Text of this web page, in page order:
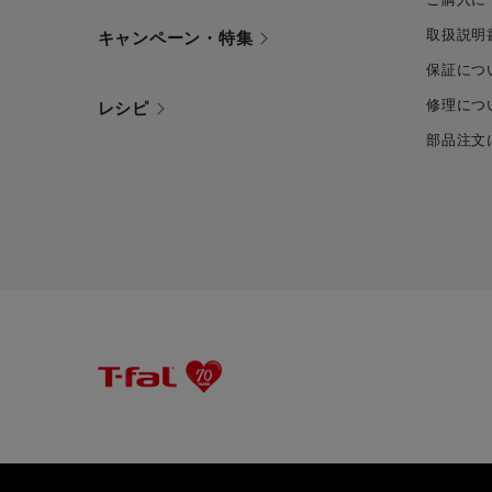
キャンペーン・特集
レシピ
取扱説明
保証につ
修理につ
部品注文